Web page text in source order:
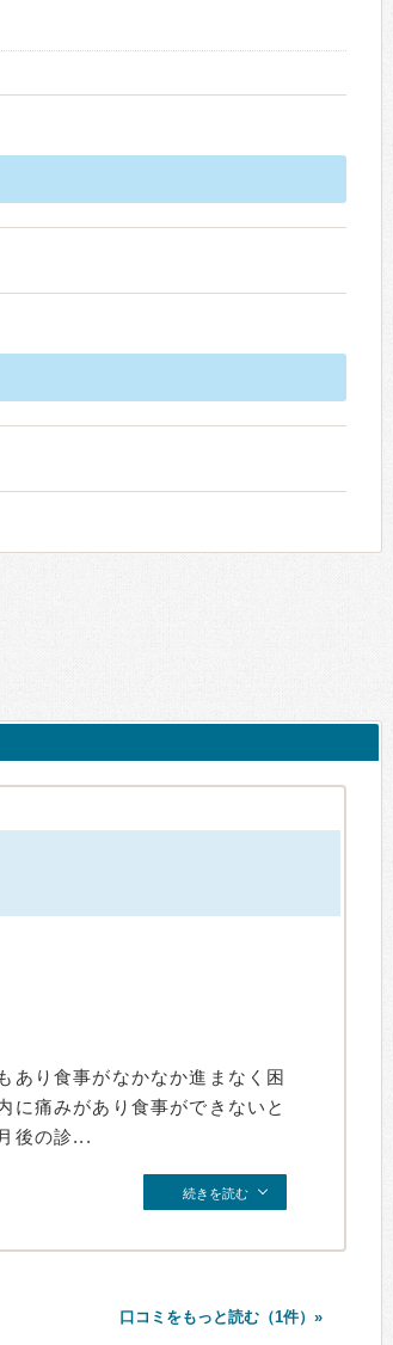
あり食事がなかなか進まなく困
に痛みがあり食事ができないと
後の診...
続きを読む
口コミをもっと読む（1件）»